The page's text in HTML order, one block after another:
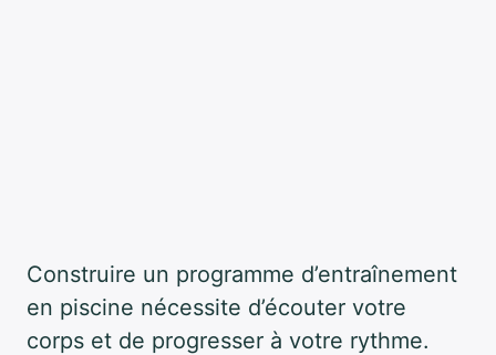
Construire un programme d’entraînement
en piscine nécessite d’écouter votre
corps et de progresser à votre rythme.